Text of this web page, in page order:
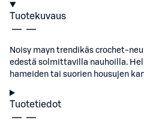
Tuotekuvaus
Noisy mayn trendikäs crochet-
edestä solmittavilla nauhoilla.
hameiden tai suorien housujen
Tuotetiedot